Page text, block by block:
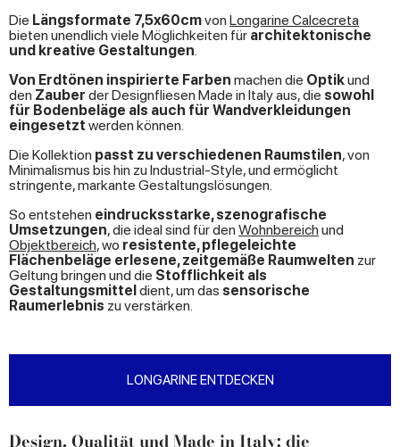
Die Längsformate 7,5x60cmvon Longarine Calcecreta
bieten unendlich viele Möglichkeiten für architektonische
und kreative Gestaltungen.
Von Erdtönen inspirierte Farben machen die Optikund
den Zauber der Designfliesen Made in Italy aus, die sowohl
für Bodenbeläge als auch für Wandverkleidungen
eingesetzt werden können.
Die Kollektion passt zu verschiedenen Raumstilen, von
Minimalismus bis hin zu Industrial-Style, und ermöglicht
stringente, markante Gestaltungslösungen.​
So entstehen eindrucksstarke, szenografische
Umsetzungen, die ideal sind für den Wohnbereich und
Objektbereich, wo resistente, pflegeleichte
Flächenbeläge erlesene, zeitgemäße Raumwelten zur
Geltung bringen und die Stofflichkeit als
Gestaltungsmitteldient, um das sensorische
Raumerlebnis zu verstärken.
LONGARINE ENTDECKEN
Design, Qualität und Made in Italy: die